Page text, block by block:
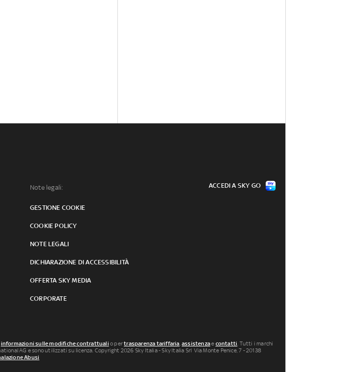
Note legali:
GESTIONE COOKIE
COOKIE POLICY
NOTE LEGALI
DICHIARAZIONE DI ACCESSIBILITÀ
OFFERTA SKY MEDIA
CORPORATE
ACCEDI A SKY GO
informazioni sulle modifiche contrattuali o pertrasparenza tariffaria,assistenzae contatti. Tutti i marchi
AG e sono utilizzati su licenza. Copyright 2026 Sky Italia - Sky Italia Srl Via Monte Penice, 7 - 20138
Abusi